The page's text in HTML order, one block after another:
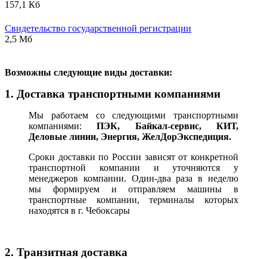
157,1 Кб
Свидетельство государственной регистрации
2,5 Мб
Возможны следующие виды доставки:
1. Доставка транспортными компаниями
Мы работаем со следующими транспортными
компаниями:ПЭК, Байкал-сервис, КИТ,
Деловые линии, Энергия, ЖелДорЭкспедиция.
Сроки доставки по России зависят от конкретной
транспортной компании и уточняются у
менеджеров компании. Один-два раза в неделю
мы формируем и отправляем машины в
транспортные компании, терминалы которых
находятся в г. Чебоксары
2. Транзитная доставка